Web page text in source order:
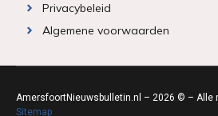
Privacybeleid
Algemene voorwaarden
AmersfoortNieuwsbulletin.nl – 2026 © – Alle
Sitemap